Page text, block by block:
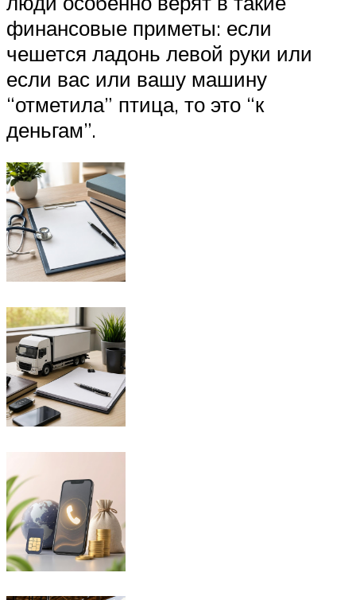
финансовые приметы: если
чешется ладонь левой руки или
если вас или вашу машину
“отметила” птица, то это “к
деньгам”.